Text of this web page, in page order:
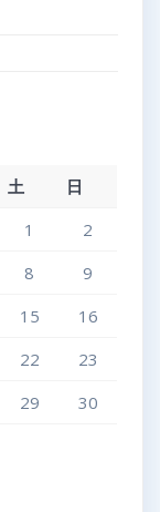
土
日
1
2
8
9
15
16
22
23
29 30